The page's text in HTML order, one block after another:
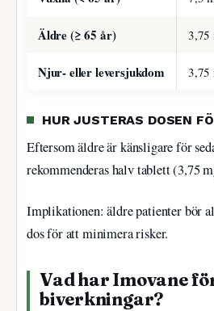
Äldre (≥ 65 år) 3,75
Njur- eller leversjukdom 3,75
HUR JUSTERAS DOSEN
Eftersom äldre är känsligare för
rekommenderas halv tablett (3,75
Implikationen: äldre patienter bör
dos för att minimera risker.
Vad har Imovane
biverkningar?